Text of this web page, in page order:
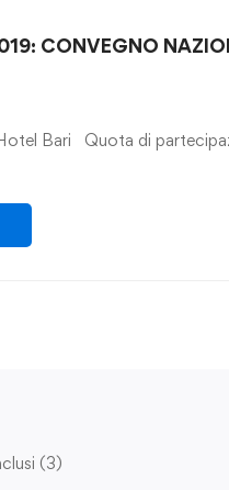
(3)
CONVEGNO
Bari Quota di